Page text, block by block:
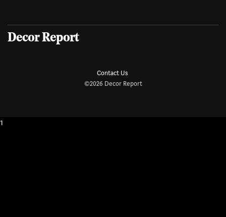
Decor Report
©2026 Decor Report
Contact Us
1